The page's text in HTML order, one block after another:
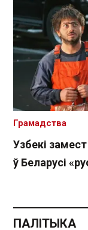
Узбекі
ў Беларусі
Грамадства
ПАЛІТЫКА